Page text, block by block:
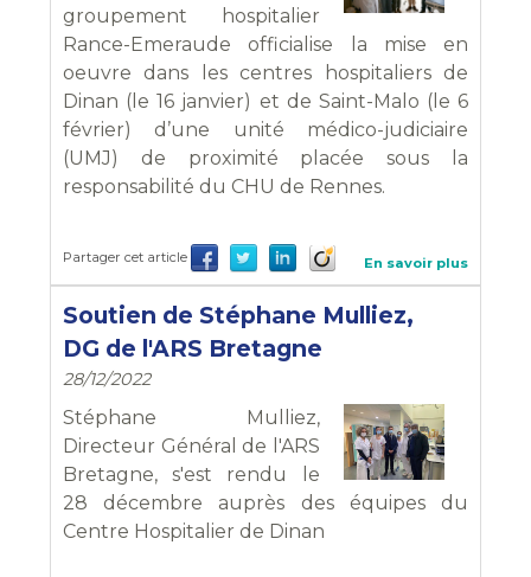
groupement hospitalier
Rance-Emeraude officialise la mise en
oeuvre dans les centres hospitaliers de
Dinan (le 16 janvier) et de Saint-Malo (le 6
février) d’une unité médico-judiciaire
(UMJ) de proximité placée sous la
responsabilité du CHU de Rennes.
Partager cet article En savoir plus
Soutien de Stéphane Mulliez,
DG de l'ARS Bretagne
28/12/2022
Stéphane Mulliez,
Directeur Général de l'ARS
Bretagne, s'est rendu le
28 décembre auprès des équipes du
Centre Hospitalier de Dinan